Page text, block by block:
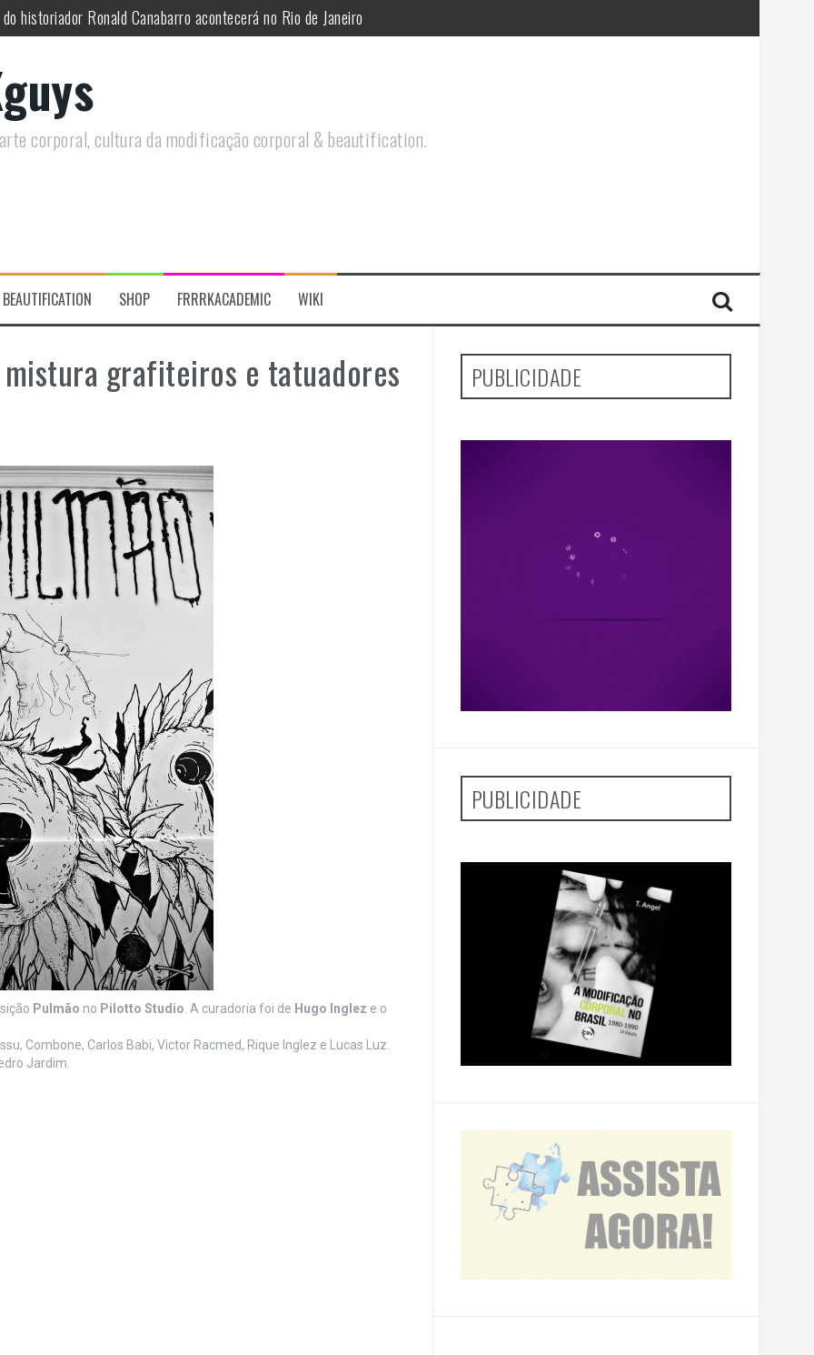
historiador Ronald Canabarro acontecerá no Rio de Janeiro
em Agosto e discutirá questões LGBTQIAPN+ e Modificações Corporais
modificações corporais e anarquia em encontro online
saiba como você pode ajudar duas ações que estão a ocorrer
corporal, cultura da modificação corporal & beautification.
BEAUTIFICATION SHOP FRRRKACADEMIC WIKI
grafiteiros e tatuadores
Pulmão no Pilotto Studio . A curadoria foi de Hugo Inglez e o
Combone, Carlos Babi, Victor Racmed, Rique Inglez e Lucas Luz.
Jardim.
PUBLICIDADE
PUBLICIDADE